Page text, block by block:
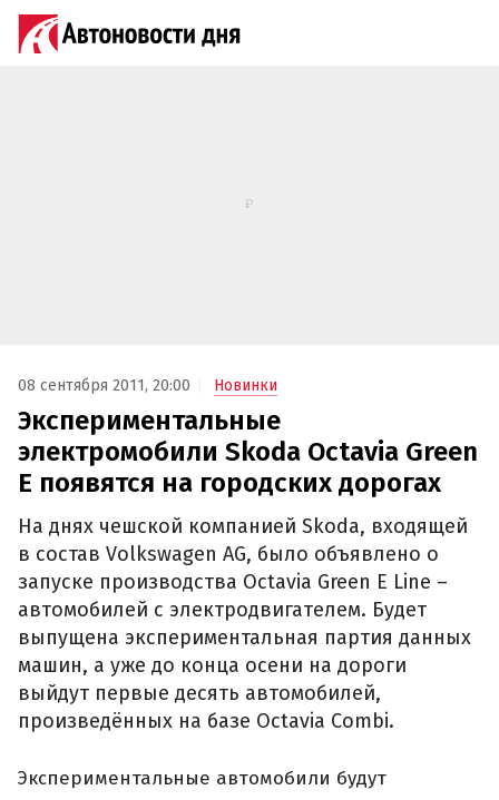
08 сентября 2011, 20:00 Новинки
Экспериментальные
электромобили Skoda Octavia Green
E появятся на городских дорогах
На днях чешской компанией Skoda, входящей
в состав Volkswagen AG, было объявлено о
запуске производства Octavia Green E Line –
автомобилей с электродвигателем. Будет
выпущена экспериментальная партия данных
машин, а уже до конца осени на дороги
выйдут первые десять автомобилей,
произведённых на базе Octavia Combi.
Экспериментальные автомобили будут